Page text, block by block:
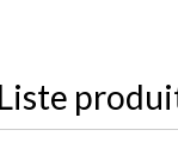
Liste